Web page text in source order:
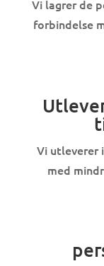
Vi lagrer de
forbindelse
Vi utleverer
med